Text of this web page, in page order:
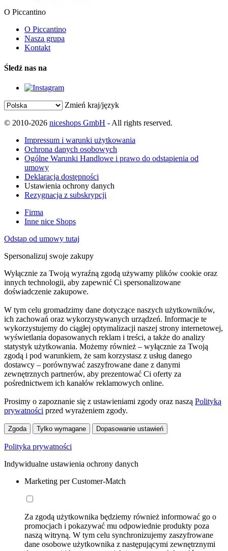
O Piccantino
O Piccantino
Nasza grupa
Kontakt
Śledź nas na
Zmień kraj/język
© 2010-2026 niceshops GmbH - All rights reserved.
Impressum i warunki użytkowania
Ochrona danych osobowych
Ogólne Warunki Handlowe i prawo do odstąpienia od
umowy
Deklaracja dostępności
Ustawienia ochrony danych
Rezygnacja z subskrypcji
Firma
Inne nice Shops
Odstąp od umowy tutaj
Spersonalizuj swoje zakupy
Wyłącznie za Twoją wyraźną zgodą używamy plików cookie oraz
innych technologii, aby zapewnić Ci spersonalizowane
doświadczenie zakupowe.
W tym celu gromadzimy dane dotyczące naszych użytkowników,
ich zachowań oraz wykorzystywanych urządzeń. Informacje te
wykorzystujemy do ciągłej optymalizacji naszej strony internetowej,
wyświetlania dopasowanych reklam i treści, a także do analizy
statystyk użytkowania. Możemy również – wyłącznie za Twoją
zgodą i pod warunkiem, że sam korzystasz z usług danego
dostawcy – porównywać zaszyfrowane dane z danymi
zewnętrznych partnerów, aby prezentować Ci oferty za
pośrednictwem ich kanałów reklamowych online.
Prosimy o zapoznanie się z ustawieniami zgody oraz naszą Polityką
prywatności przed wyrażeniem zgody.
Zgoda Tylko wymagane Dopasowanie ustawień
Polityka prywatności
Indywidualne ustawienia ochrony danych
Marketing per Customer-Match
Za zgodą użytkownika będziemy również informować go o
promocjach i pokazywać mu odpowiednie produkty poza
naszą witryną. W tym celu synchronizujemy zaszyfrowane
dane osobowe użytkownika z następującymi zewnętrznymi